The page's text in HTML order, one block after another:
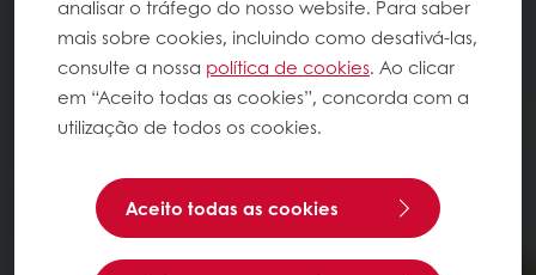
analisar o tráfego do nosso website. Para saber
mais sobre cookies, incluindo como desativá-las,
consulte a nossa política de cookies. Ao clicar
em “Aceito todas as cookies”, concorda com a
utilização de todos os cookies.
Aceito todas as cookies